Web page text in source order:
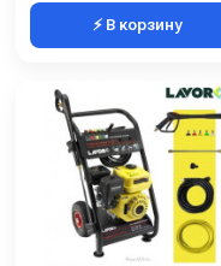
⚡ В корзину